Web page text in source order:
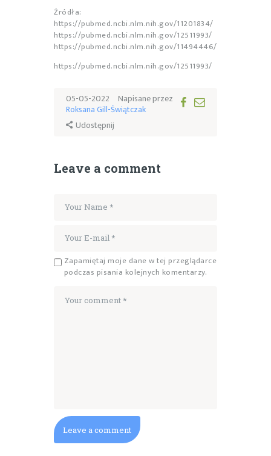
Źródła:
https://pubmed.ncbi.nlm.nih.gov/11201834/
https://pubmed.ncbi.nlm.nih.gov/12511993/
https://pubmed.ncbi.nlm.nih.gov/11494446/
https://pubmed.ncbi.nlm.nih.gov/12511993/
05-05-2022 Napisane przez
Roksana Gill-Świątczak
Udostępnij
Leave a comment
Zapamiętaj moje dane w tej przeglądarce
podczas pisania kolejnych komentarzy.